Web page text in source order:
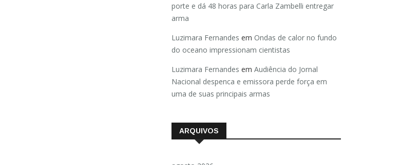
porte e dá 48 horas para Carla Zambelli entregar
arma
Luzimara Fernandes em Ondas de calor no fundo
do oceano impressionam cientistas
Luzimara Fernandes em Audiência do Jornal
Nacional despenca e emissora perde força em
uma de suas principais armas
ARQUIVOS